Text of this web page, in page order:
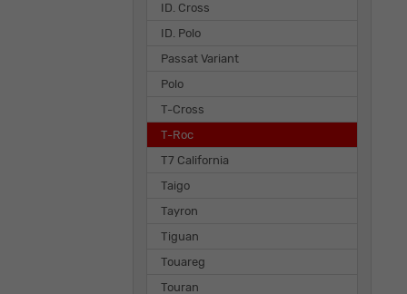
ID. Cross
ID. Polo
Passat Variant
Polo
T-Cross
T-Roc
T7 California
Taigo
Tayron
Tiguan
Touareg
Touran